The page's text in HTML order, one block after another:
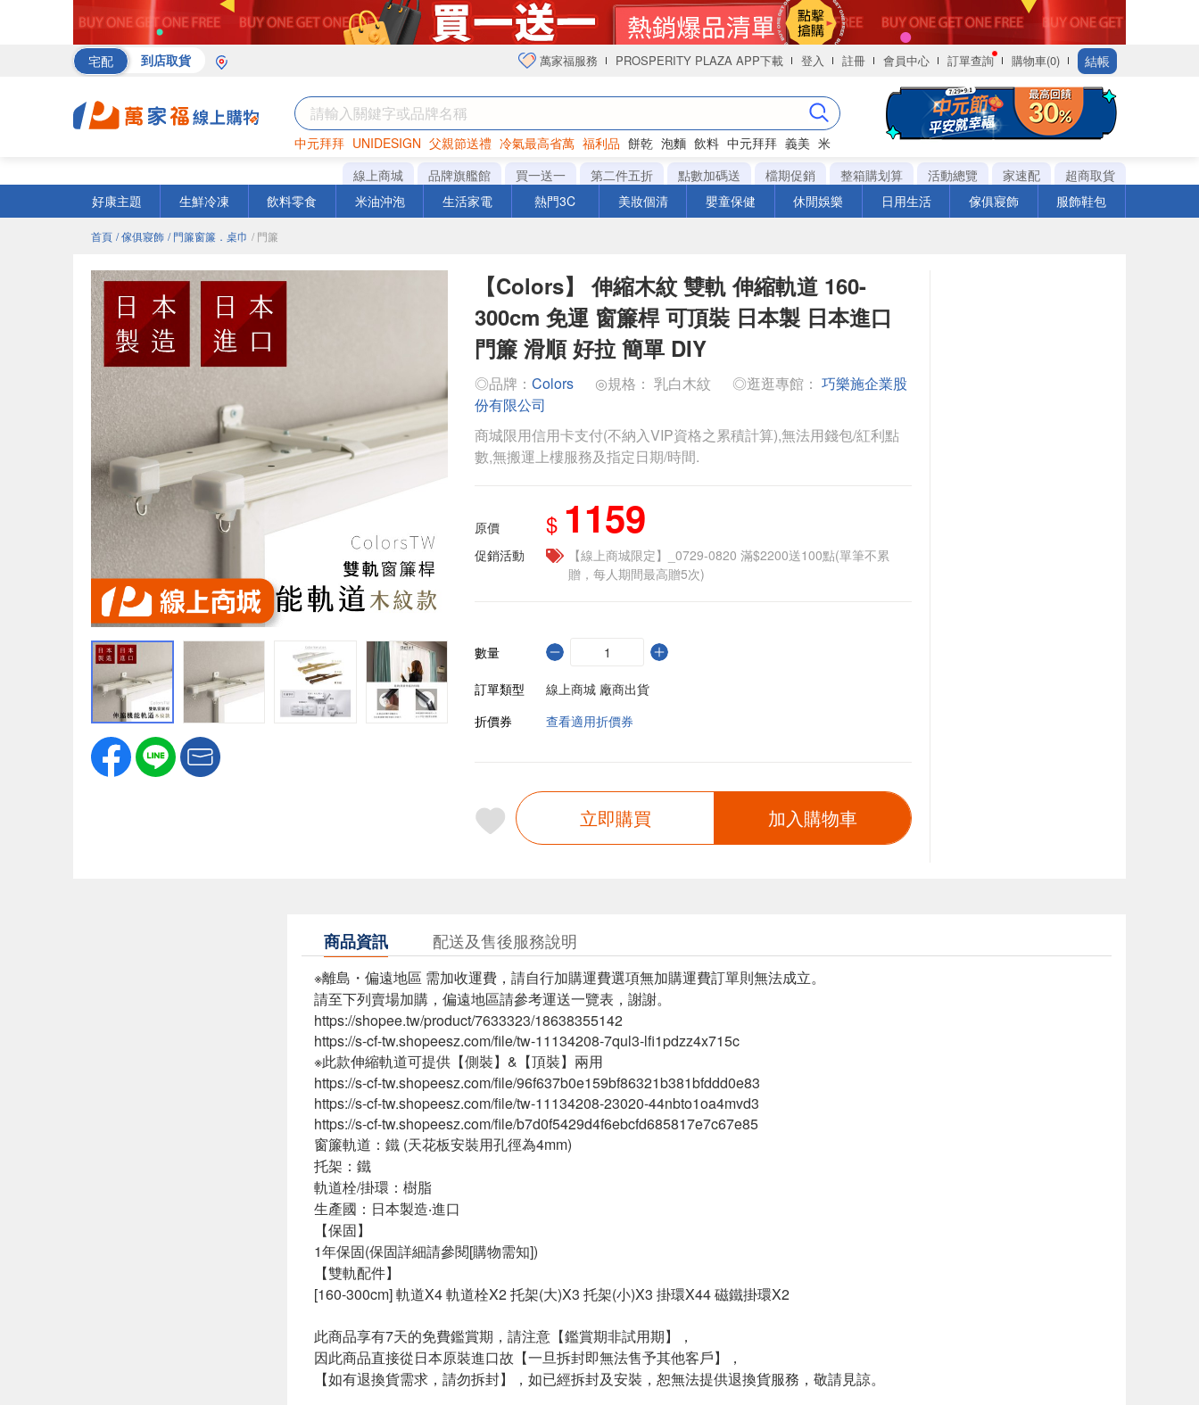
宅配 到店取貨 萬家福服務 PROSPERITY PLAZA APP下載 登入 註冊 會員中心 訂單查詢 購物車(0) 結帳
中元拜拜 UNIDESIGN 父親節送禮 冷氣最高省萬 福利品 餅乾 泡麵 飲料 中元拜拜 義美 米
巧克力 罐頭 衛生紙
線上商城 品牌旗艦館 買一送一 第二件五折 點數加碼送 檔期促銷 整箱購划算 活動總覽 家速配
超商取貨
好康主題
生鮮冷凍 飲料零食 米油沖泡 生活家電 熱門3C 美妝個清 嬰童保健 休閒娛樂 日用生活 傢俱寢飾 服飾鞋包
首頁 / 傢俱寢飾 / 門簾窗簾．桌巾 / 門簾
【Colors】 伸縮木紋 雙軌 伸縮軌道 160-
300cm 免運 窗簾桿 可頂裝 日本製 日本進口
門簾 滑順 好拉 簡單 DIY
◎品牌： Colors ◎規格： 乳白木紋 ◎逛逛專館： 巧樂施企業股
份有限公司
商城限用信用卡支付(不納入VIP資格之累積計算),無法用錢包/紅利點
數,無搬運上樓服務及指定日期/時間.
原價 $ 1159
促銷活動
【線上商城限定】_0729-0820 滿$2200送100點(單筆不累
贈，每人期間最高贈5次)
數量
訂單類型
線上商城 廠商出貨
折價券
查看適用折價券
立即購買 加入購物車
商品資訊 配送及售後服務說明
※離島・偏遠地區 需加收運費，請自行加購運費選項無加購運費訂單則無法成立。
請至下列賣場加購，偏遠地區請參考運送一覽表，謝謝。
https://shopee.tw/product/7633323/18638355142
https://s-cf-tw.shopeesz.com/file/tw-11134208-7qul3-lfi1pdzz4x715c
※此款伸縮軌道可提供【側裝】&【頂裝】兩用
https://s-cf-tw.shopeesz.com/file/96f637b0e159bf86321b381bfddd0e83
https://s-cf-tw.shopeesz.com/file/tw-11134208-23020-44nbto1oa4mvd3
https://s-cf-tw.shopeesz.com/file/b7d0f5429d4f6ebcfd685817e7c67e85
窗簾軌道：鐵 (天花板安裝用孔徑為4mm)
托架：鐵
軌道栓/掛環：樹脂
生產國：日本製造‧進口
【保固】
1年保固(保固詳細請參閱[購物需知])
【雙軌配件】
[160-300cm] 軌道X4 軌道栓X2 托架(大)X3 托架(小)X3 掛環X44 磁鐵掛環X2
此商品享有7天的免費鑑賞期，請注意【鑑賞期非試用期】，
因此商品直接從日本原裝進口故【一旦拆封即無法售予其他客戶】，
【如有退換貨需求，請勿拆封】，如已經拆封及安裝，恕無法提供退換貨服務，敬請見諒。